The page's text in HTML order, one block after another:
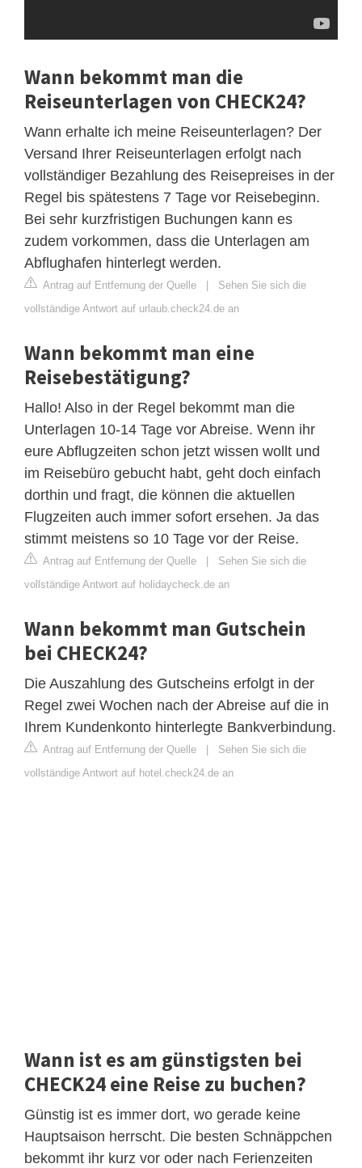
Wann bekommt man die
Reiseunterlagen von CHECK24?
Wann erhalte ich meine Reiseunterlagen? Der
Versand Ihrer Reiseunterlagen erfolgt nach
vollständiger Bezahlung des Reisepreises in der
Regel bis spätestens 7 Tage vor Reisebeginn.
Bei sehr kurzfristigen Buchungen kann es
zudem vorkommen, dass die Unterlagen am
Abflughafen hinterlegt werden.
Antrag auf Entfernung der Quelle | Sehen Sie sich die
vollständige Antwort auf urlaub.check24.de an
Wann bekommt man eine
Reisebestätigung?
Hallo! Also in der Regel bekommt man die
Unterlagen 10-14 Tage vor Abreise. Wenn ihr
eure Abflugzeiten schon jetzt wissen wollt und
im Reisebüro gebucht habt, geht doch einfach
dorthin und fragt, die können die aktuellen
Flugzeiten auch immer sofort ersehen. Ja das
stimmt meistens so 10 Tage vor der Reise.
Antrag auf Entfernung der Quelle | Sehen Sie sich die
vollständige Antwort auf holidaycheck.de an
Wann bekommt man Gutschein
bei CHECK24?
Die Auszahlung des Gutscheins erfolgt in der
Regel zwei Wochen nach der Abreise auf die in
Ihrem Kundenkonto hinterlegte Bankverbindung.
Antrag auf Entfernung der Quelle | Sehen Sie sich die
vollständige Antwort auf hotel.check24.de an
Wann ist es am günstigsten bei
CHECK24 eine Reise zu buchen?
Günstig ist es immer dort, wo gerade keine
Hauptsaison herrscht. Die besten Schnäppchen
bekommt ihr kurz vor oder nach Ferienzeiten